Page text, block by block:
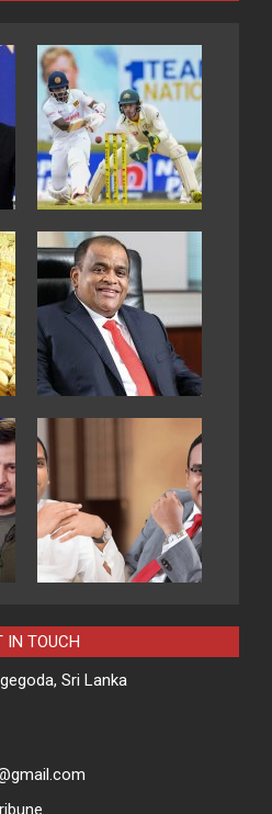
IN TOUCH
Sri Lanka